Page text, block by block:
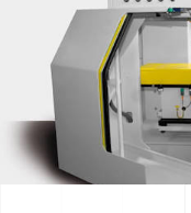
contact
op